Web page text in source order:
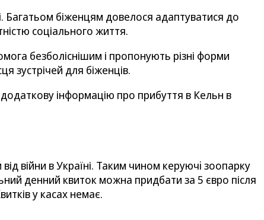
Багатьом біженцям довелося адаптуватися до
соціального життя.
безболіснішим і пропонують різні форми
зустрічей для біженців.
інформацію про прибуття в Кельн в
війни в Україні. Таким чином керуючi зоопарку
денний квиток можна придбати за 5 євро після
у касах немає.